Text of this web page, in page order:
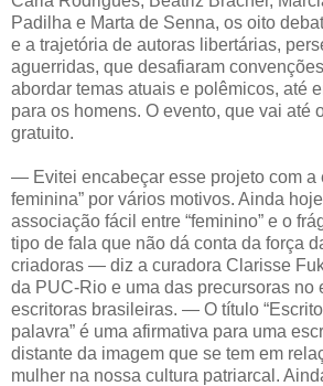
Padilha e Marta de Senna, os oito
e a trajetória de autoras libertárias,
aguerridas, que desafiaram
abordar temas atuais e polêmicos, até
para os homens. O evento, que vai até
gratuito.
— Evitei encabeçar esse projeto com a
feminina” por vários motivos. Ainda
associação fácil entre “feminino” e o
tipo de fala que não dá conta da força
criadoras — diz a curadora Clarisse
da PUC-Rio e uma das precursoras no
escritoras brasileiras. — O título
palavra” é uma afirmativa para uma
distante da imagem que se tem em
mulher na nossa cultura patriarcal.